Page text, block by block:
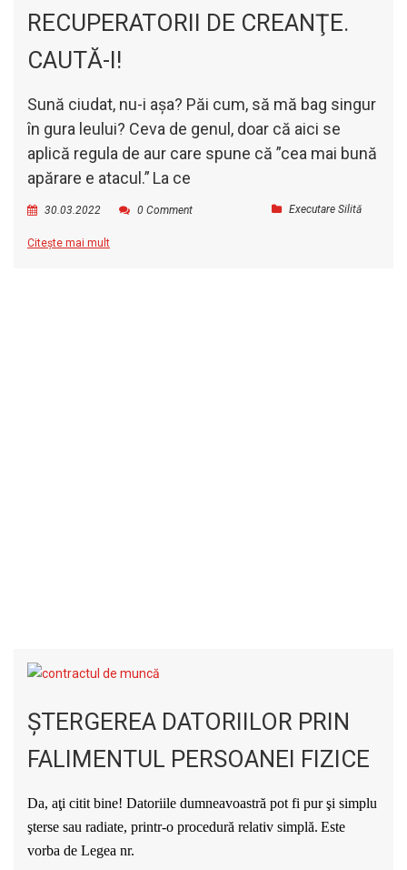
RECUPERATORII DE CREANŢE.
CAUTĂ-I!
Sună ciudat, nu-i aşa? Păi cum, să mă bag singur
în gura leului? Ceva de genul, doar că aici se
aplică regula de aur care spune că ”cea mai bună
apărare e atacul.” La ce
30.03.2022 Executare Silită
0 Comment
Citește mai mult
ŞTERGEREA DATORIILOR PRIN
FALIMENTUL PERSOANEI FIZICE
Da, aţi citit bine! Datoriile dumneavoastră pot fi pur şi simplu
şterse sau radiate, printr-o procedură relativ simplă. Este
vorba de Legea nr.